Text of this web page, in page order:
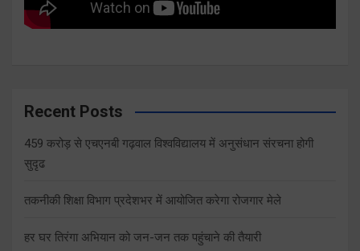
Recent Posts
459 करोड़ से एचएनबी गढ़वाल विश्वविद्यालय में अनुसंधान संरचना होगी
सुदृढ
तकनीकी शिक्षा विभाग प्रदेशभर में आयोजित करेगा रोजगार मेले
हर घर तिरंगा अभियान को जन-जन तक पहुंचाने की तैयारी